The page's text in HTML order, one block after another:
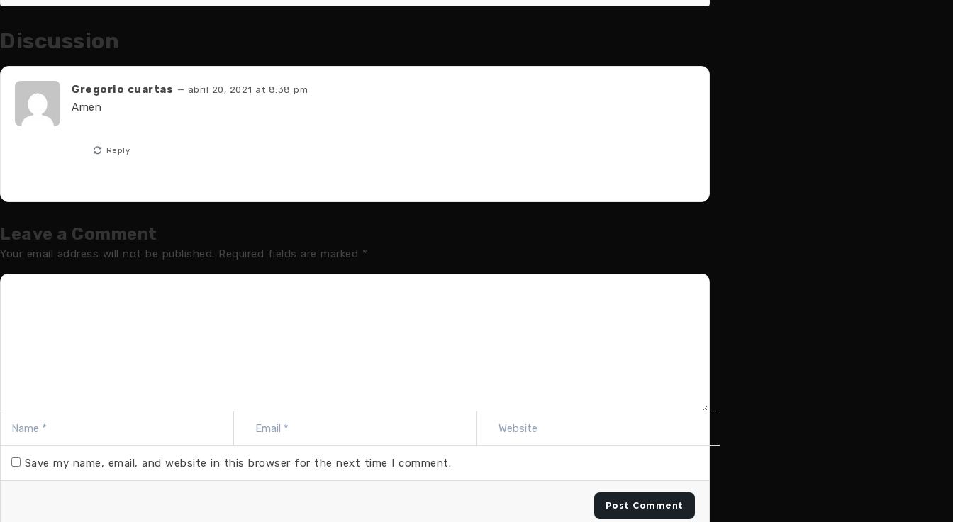
Discussion
Gregorio cuartas — abril 20, 2021 at 8:38 pm
Amen
Reply
Leave a Comment
Your email address will not be published. Required fields are marked *
Save my name, email, and website in this browser for the next time I comment.